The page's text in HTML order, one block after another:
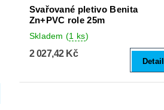
Svařované pletivo Benita
Zn+PVC role 25m
Skladem(1 ks)
2 027,42 Kč
Detail